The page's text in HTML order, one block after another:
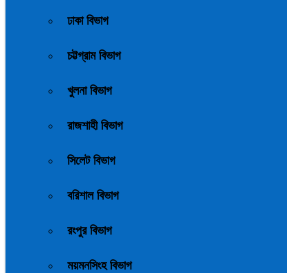
ঢাকা বিভাগ
চট্টগ্রাম বিভাগ
খুলনা বিভাগ
রাজশাহী বিভাগ
সিলেট বিভাগ
বরিশাল বিভাগ
রংপুর বিভাগ
ময়মনসিংহ বিভাগ